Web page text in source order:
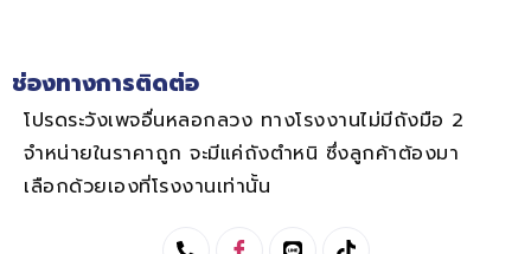
ช่องทางการติดต่อ
โปรดระวังเพจอื่นหลอกลวง ทางโรงงานไม่มีถังมือ 2
จำหน่ายในราคาถูก จะมีแค่ถังตำหนิ ซึ่งลูกค้าต้องมา
เลือกด้วยเองที่โรงงานเท่านั้น